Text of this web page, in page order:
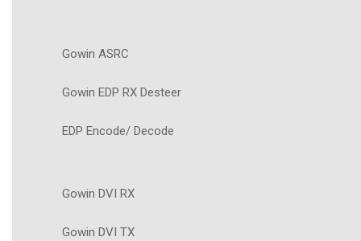
Gowin ASRC
Gowin EDP RX Desteer
EDP Encode/ Decode
Gowin DVI RX
Gowin DVI TX